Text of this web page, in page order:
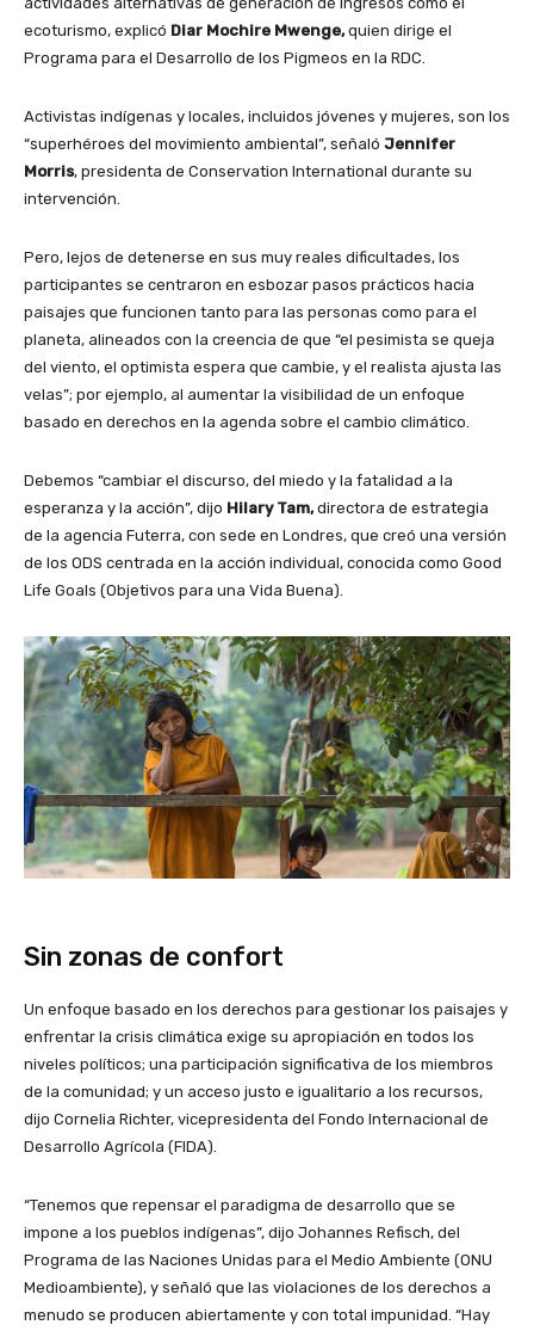
ecoturismo, explicó Diar Mochire Mwenge,quien dirige el
Programa para el Desarrollo de los Pigmeos en la RDC.
Activistas indígenas y locales, incluidos jóvenes y mujeres, son los
“superhéroes del movimiento ambiental”, señaló Jennifer
Morris, presidenta de Conservation International durante su
intervención.
Pero, lejos de detenerse en sus muy reales dificultades, los
participantes se centraron en esbozar pasos prácticos hacia
paisajes que funcionen tanto para las personas como para el
planeta, alineados con la creencia de que “el pesimista se queja
del viento, el optimista espera que cambie, y el realista ajusta las
velas”; por ejemplo, al aumentar la visibilidad de un enfoque
basado en derechos en la agenda sobre el cambio climático.
Debemos “cambiar el discurso, del miedo y la fatalidad a la
esperanza y la acción”, dijo Hilary Tam,directora de estrategia
de la agencia Futerra, con sede en Londres, que creó una versión
de los ODS centrada en la acción individual, conocida como Good
Life Goals (Objetivos para una Vida Buena).
Sin zonas de confort
Un enfoque basado en los derechos para gestionar los paisajes y
enfrentar la crisis climática exige su apropiación en todos los
niveles políticos; una participación significativa de los miembros
de la comunidad; y un acceso justo e igualitario a los recursos,
dijo Cornelia Richter, vicepresidenta del Fondo Internacional de
Desarrollo Agrícola (FIDA).
“Tenemos que repensar el paradigma de desarrollo que se
impone a los pueblos indígenas”, dijo Johannes Refisch, del
Programa de las Naciones Unidas para el Medio Ambiente (ONU
Medioambiente), y señaló que las violaciones de los derechos a
menudo se producen abiertamente y con total impunidad. “Hay